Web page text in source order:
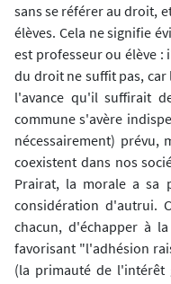
sans se référer au droit,
élèves. Cela ne signifie
est professeur ou élève :
du droit ne suffit pas,
l'avance qu'il suffirait
commune s'avère
nécessairement) prévu,
coexistent dans nos
Prairat, la morale a sa
considération d'autrui.
chacun, d'échapper à
favorisant "l'adhésion
(la primauté de l'intérêt